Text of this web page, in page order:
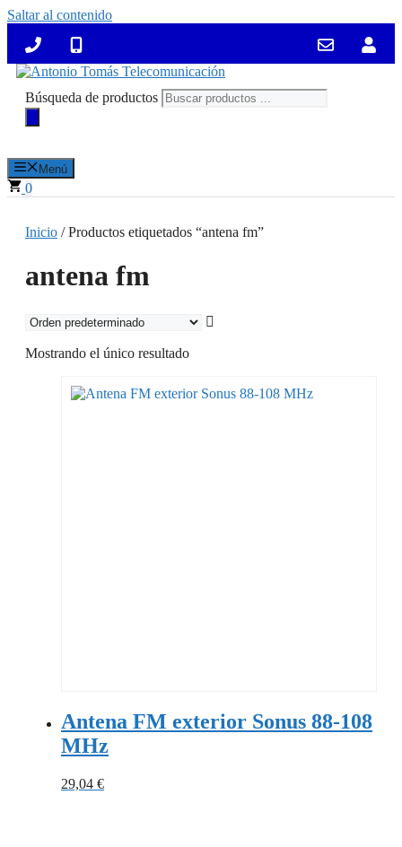
Saltar al contenido
Búsqueda de productos
Menú
0
Inicio / Productos etiquetados “antena fm”
antena fm
Mostrando el único resultado
Antena FM exterior Sonus 88-108
MHz
29,04 €